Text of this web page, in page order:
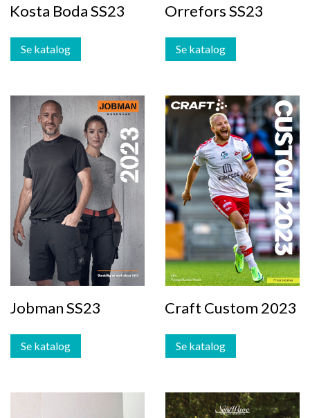
Kosta Boda SS23
Se katalog
Orrefors SS23
Se katalog
Jobman SS23
Se katalog
Craft Custom 2023
Se katalog